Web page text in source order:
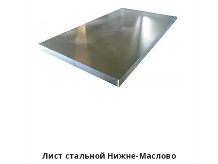
Лист стальной Нижне-Маслово